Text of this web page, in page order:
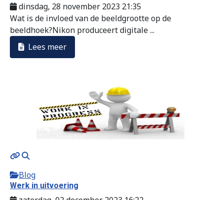
dinsdag, 28 november 2023 21:35
Wat is de invloed van de beeldgrootte op de
beeldhoek?Nikon produceert digitale ...
Lees meer
Blog
Werk in uitvoering